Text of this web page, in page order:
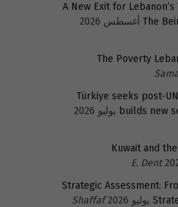
A New Exit for
The
The Poverty
Türkiye seeks post-
builds new
Kuwait and
E. Dent
Strategic Assessment:
Shaffaf